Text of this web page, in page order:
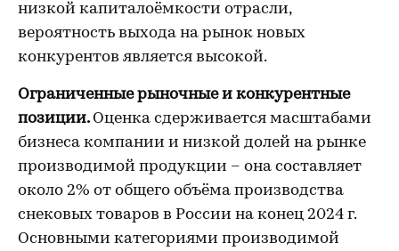
низкой капиталоёмкости отрасли,
вероятность выхода на рынок новых
конкурентов является высокой.
Ограниченные рыночные и конкурентные
позиции. Оценка сдерживается масштабами
бизнеса компании и низкой долей на рынке
производимой продукции – она составляет
около 2% от общего объёма производства
снековых товаров в России на конец 2024 г.
Основными категориями производимой